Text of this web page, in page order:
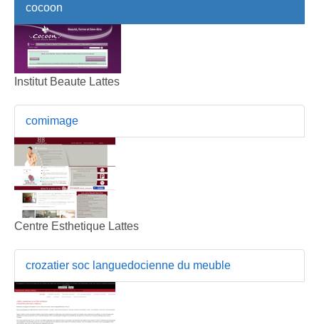
cocoon
Institut Beaute Lattes
comimage
Centre Esthetique Lattes
crozatier soc languedocienne du meuble